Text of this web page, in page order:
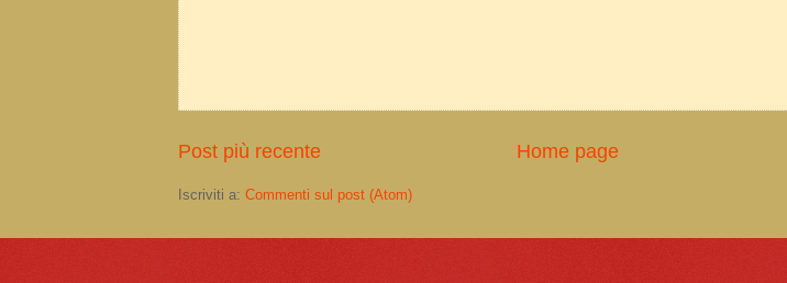
Post più recente Home page
Iscriviti a: Commenti sul post (Atom)